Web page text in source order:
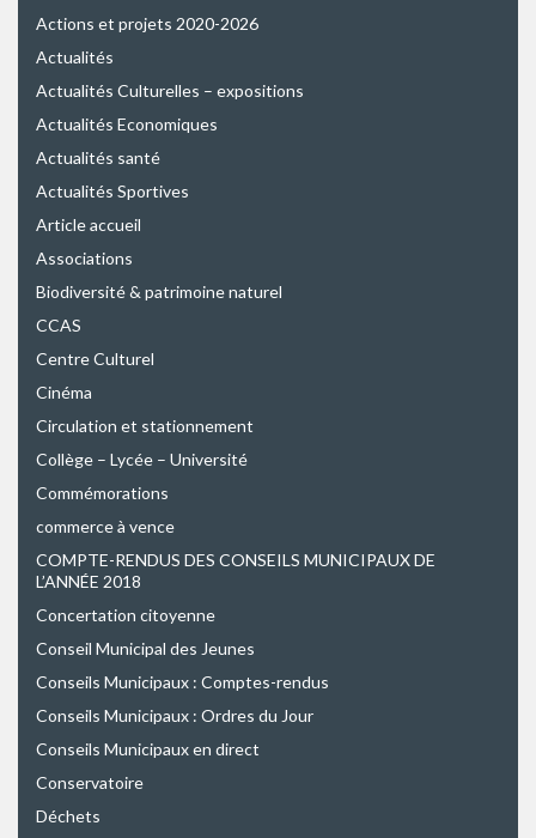
Actions et projets 2020-2026
Actualités
Actualités Culturelles – expositions
Actualités Economiques
Actualités santé
Actualités Sportives
Article accueil
Associations
Biodiversité & patrimoine naturel
CCAS
Centre Culturel
Cinéma
Circulation et stationnement
Collège – Lycée – Université
Commémorations
commerce à vence
COMPTE-RENDUS DES CONSEILS MUNICIPAUX DE
L’ANNÉE 2018
Concertation citoyenne
Conseil Municipal des Jeunes
Conseils Municipaux : Comptes-rendus
Conseils Municipaux : Ordres du Jour
Conseils Municipaux en direct
Conservatoire
Déchets